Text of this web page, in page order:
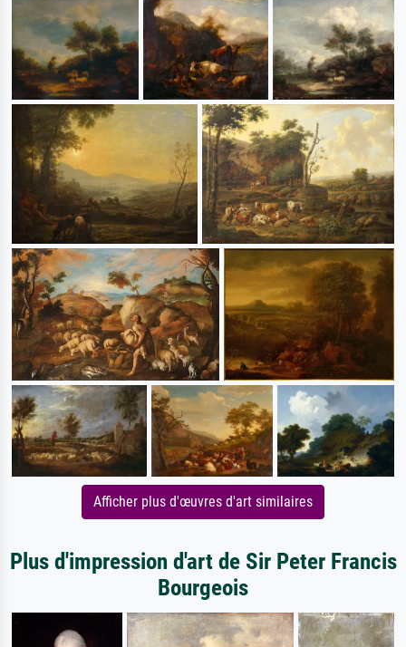
Afficher plus d'œuvres d'art similaires
Plus d'impression d'art de Sir Peter Francis
Bourgeois